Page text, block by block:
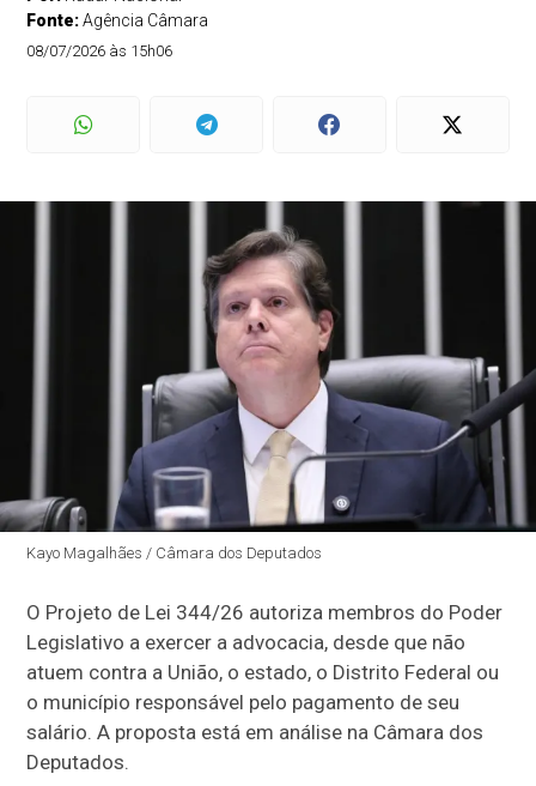
Fonte:Agência Câmara
08/07/2026 às 15h06
Kayo Magalhães / Câmara dos Deputados
O Projeto de Lei 344/26 autoriza membros do Poder
Legislativo a exercer a advocacia, desde que não
atuem contra a União, o estado, o Distrito Federal ou
o município responsável pelo pagamento de seu
salário. A proposta está em análise na Câmara dos
Deputados.